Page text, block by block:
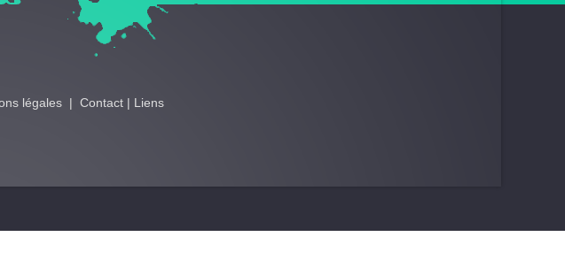
légales | Contact| Liens